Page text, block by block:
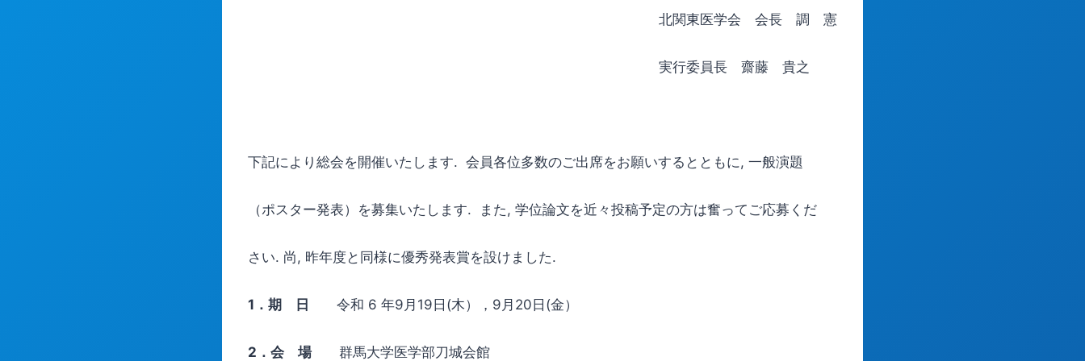
北関東医学会 会長 調 憲
実行委員長 齋藤 貴之
下記により総会を開催いたします. 会員各位多数のご出席をお願いするとともに, 一般演題
（ポスター発表）を募集いたします. また, 学位論文を近々投稿予定の方は奮ってご応募くだ
さい. 尚, 昨年度と同様に優秀発表賞を設けました.
1 ．期 日 令和 6 年9月19日(木），9月20日(金）
2 ．会 場群馬大学医学部刀城会館